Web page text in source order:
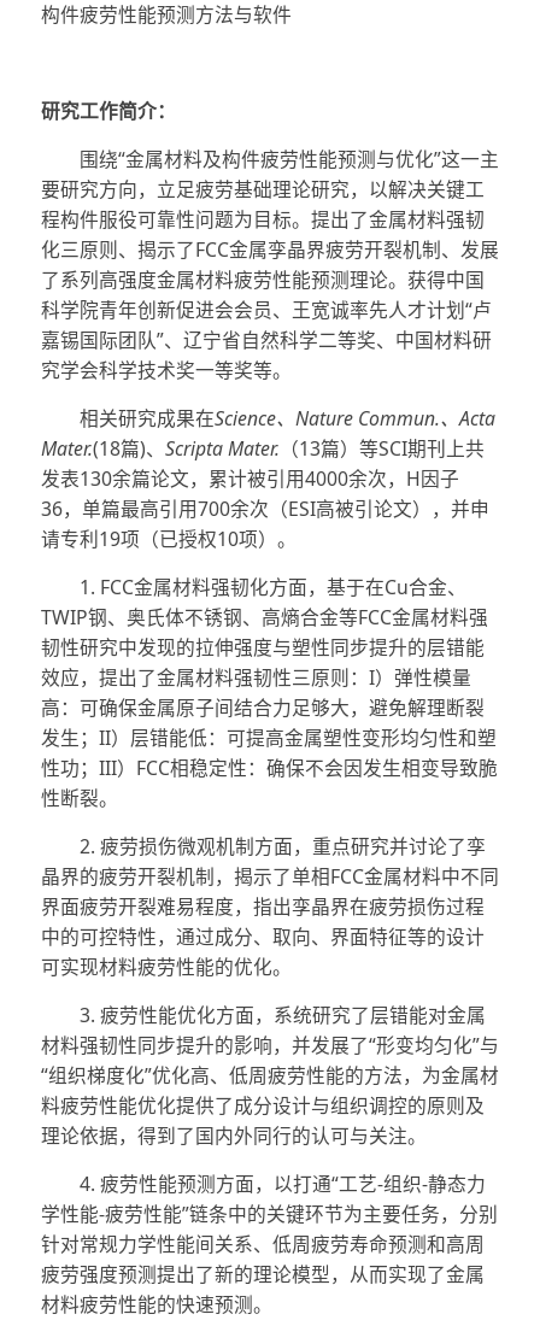
构件疲劳性能预测方法与软件
研究工作简介：
围绕“金属材料及构件疲劳性能预测与优化”这一主
要研究方向，立足疲劳基础理论研究，以解决关键工
程构件服役可靠性问题为目标。提出了金属材料强韧
化三原则、揭示了FCC金属孪晶界疲劳开裂机制、发展
了系列高强度金属材料疲劳性能预测理论。获得中国
科学院青年创新促进会会员、王宽诚率先人才计划“卢
嘉锡国际团队”、辽宁省自然科学二等奖、中国材料研
究学会科学技术奖一等奖等。
相关研究成果在Science、Nature Commun.、Acta
Mater.(18篇)、 Scripta Mater. （13篇）等SCI期刊上共
发表130余篇论文，累计被引用4000余次，H因子
36，单篇最高引用700余次（ESI高被引论文），并申
请专利19项（已授权10项）。
1. FCC金属材料强韧化方面，基于在Cu合金、
TWIP钢、奥氏体不锈钢、高熵合金等FCC金属材料强
韧性研究中发现的拉伸强度与塑性同步提升的层错能
效应，提出了金属材料强韧性三原则：I）弹性模量
高：可确保金属原子间结合力足够大，避免解理断裂
发生；II）层错能低：可提高金属塑性变形均匀性和塑
性功；III）FCC相稳定性：确保不会因发生相变导致脆
性断裂。
2. 疲劳损伤微观机制方面，重点研究并讨论了孪
晶界的疲劳开裂机制，揭示了单相FCC金属材料中不同
界面疲劳开裂难易程度，指出孪晶界在疲劳损伤过程
中的可控特性，通过成分、取向、界面特征等的设计
可实现材料疲劳性能的优化。
3. 疲劳性能优化方面，系统研究了层错能对金属
材料强韧性同步提升的影响，并发展了“形变均匀化”与
“组织梯度化”优化高、低周疲劳性能的方法，为金属材
料疲劳性能优化提供了成分设计与组织调控的原则及
理论依据，得到了国内外同行的认可与关注。
4. 疲劳性能预测方面，以打通“工艺-组织-静态力
学性能-疲劳性能”链条中的关键环节为主要任务，分别
针对常规力学性能间关系、低周疲劳寿命预测和高周
疲劳强度预测提出了新的理论模型，从而实现了金属
材料疲劳性能的快速预测。